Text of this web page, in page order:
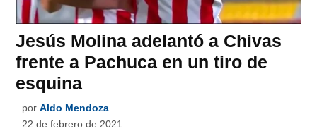
Jesús Molina adelantó a Chivas
frente a Pachuca en un tiro de
esquina
por Aldo Mendoza
22 de febrero de 2021